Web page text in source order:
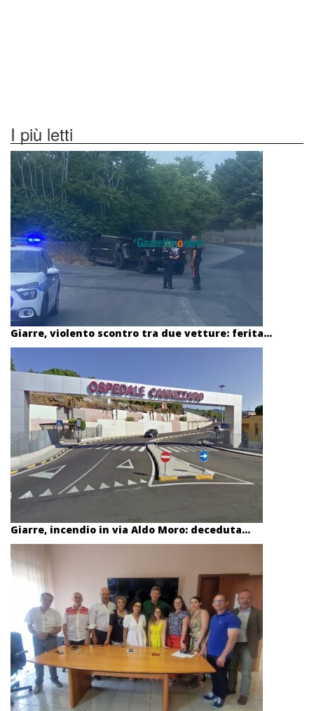
I più letti
Giarre, violento scontro tra due vetture: ferita...
Giarre, incendio in via Aldo Moro: deceduta...